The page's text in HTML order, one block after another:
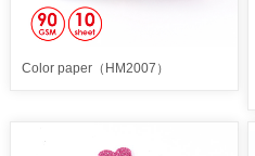
Color paper（HM2007）